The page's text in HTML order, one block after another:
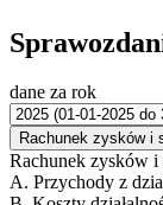
dane za rok
Rachunek zysków i
Rachunek zysków i
A. Przychody z